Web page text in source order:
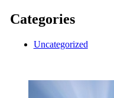
Categories
Uncategorized